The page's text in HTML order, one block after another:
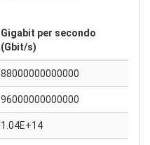
Gigabit per secondo
(Gbit/s)
88000000000000
96000000000000
1.04E+14